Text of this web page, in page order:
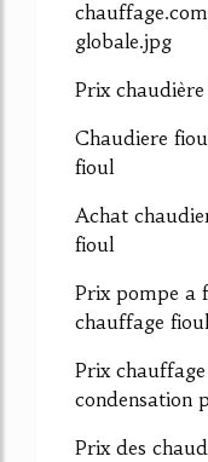
globale.jpg
Prix
Chaudiere
fioul
Achat
fioul
Prix pompe a
chauffage fioul
Prix
condensation
Prix des